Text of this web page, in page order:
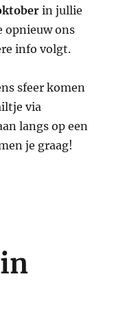
in jullie
opnieuw ons
info volgt.
sfeer komen
via
langs op een
je graag!